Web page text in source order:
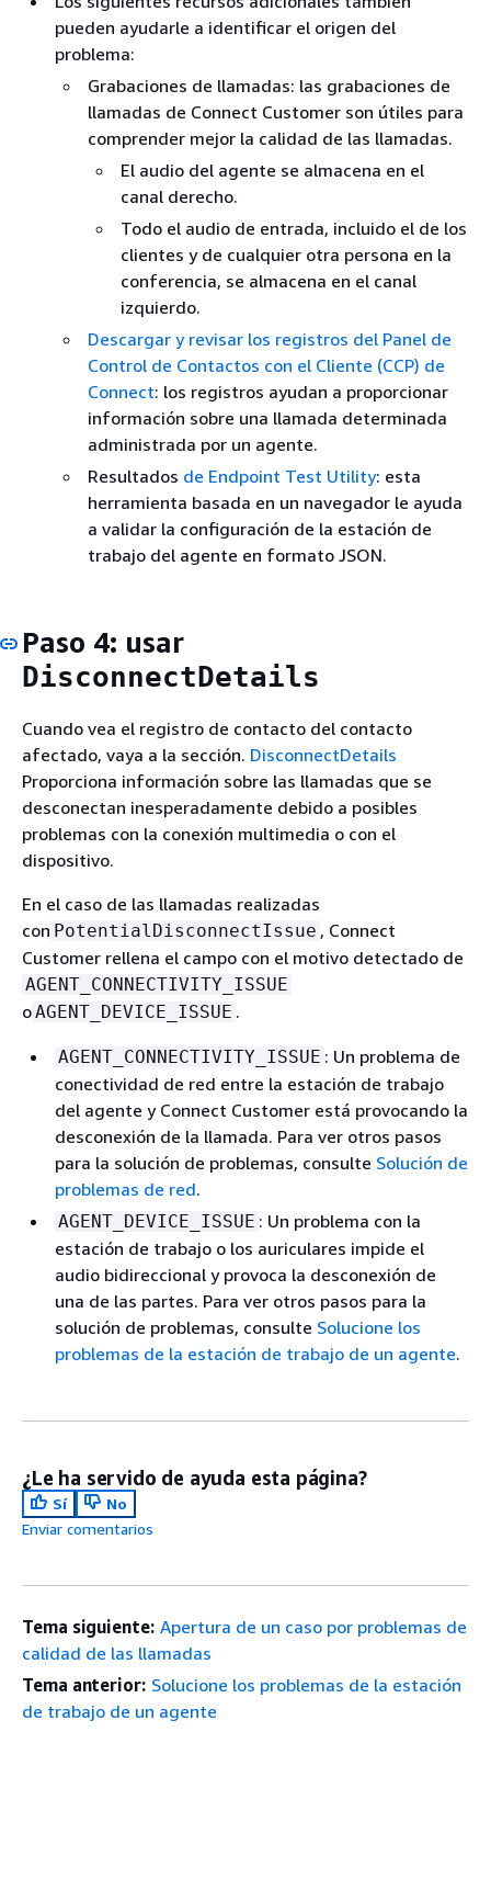
pueden ayudarle a identificar el origen del
problema:
Grabaciones de llamadas: las grabaciones de
llamadas de Connect Customer son útiles para
comprender mejor la calidad de las llamadas.
El audio del agente se almacena en el
canal derecho.
Todo el audio de entrada, incluido el de los
clientes y de cualquier otra persona en la
conferencia, se almacena en el canal
izquierdo.
Descargar y revisar los registros del Panel de
Control de Contactos con el Cliente (CCP) de
Connect: los registros ayudan a proporcionar
información sobre una llamada determinada
administrada por un agente.
Resultados de Endpoint Test Utility: esta
herramienta basada en un navegador le ayuda
a validar la configuración de la estación de
trabajo del agente en formato JSON.
Paso 4: usar
DisconnectDetails
Cuando vea el registro de contacto del contacto
afectado, vaya a la sección. DisconnectDetails
Proporciona información sobre las llamadas que se
desconectan inesperadamente debido a posibles
problemas con la conexión multimedia o con el
dispositivo.
En el caso de las llamadas realizadas
con PotentialDisconnectIssue , Connect
Customer rellena el campo con el motivo detectado de
AGENT_CONNECTIVITY_ISSUE
oAGENT_DEVICE_ISSUE .
AGENT_CONNECTIVITY_ISSUE : Un problema de
conectividad de red entre la estación de trabajo
del agente y Connect Customer está provocando la
desconexión de la llamada. Para ver otros pasos
para la solución de problemas, consulte Solución de
problemas de red.
AGENT_DEVICE_ISSUE : Un problema con la
estación de trabajo o los auriculares impide el
audio bidireccional y provoca la desconexión de
una de las partes. Para ver otros pasos para la
solución de problemas, consulte Solucione los
problemas de la estación de trabajo de un agente.
¿Le ha servido de ayuda esta página?
Sí
No
Enviar comentarios
Tema siguiente: Apertura de un caso por problemas de
calidad de las llamadas
Tema anterior: Solucione los problemas de la estación
de trabajo de un agente